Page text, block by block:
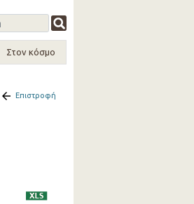
Στον κόσμο
Επιστροφή